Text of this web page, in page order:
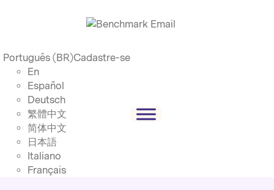
Português (BR)
En
Español
Deutsch
繁體中文
简体中文
日本語
Italiano
Français
Cadastre-se